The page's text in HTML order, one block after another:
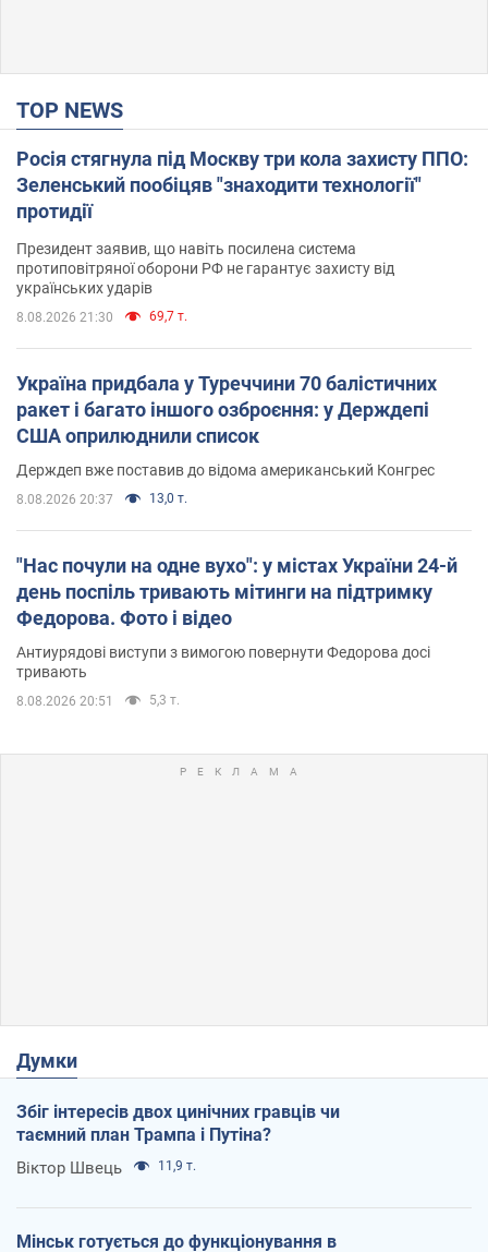
TOP NEWS
Росія стягнула під Москву три кола захисту ППО:
Зеленський пообіцяв "знаходити технології"
протидії
Президент заявив, що навіть посилена система
протиповітряної оборони РФ не гарантує захисту від
українських ударів
8.08.2026 21:30 69,7 т.
Україна придбала у Туреччини 70 балістичних
ракет і багато іншого озброєння: у Держдепі
США оприлюднили список
Держдеп вже поставив до відома американський Конгрес
8.08.2026 20:37 13,0 т.
"Нас почули на одне вухо": у містах України 24-й
день поспіль тривають мітинги на підтримку
Федорова. Фото і відео
Антиурядові виступи з вимогою повернути Федорова досі
тривають
8.08.2026 20:51 5,3 т.
Думки
Збіг інтересів двох цинічних гравців чи
таємний план Трампа і Путіна?
Віктор Швець 11,9 т.
Мінськ готується до функціонування в